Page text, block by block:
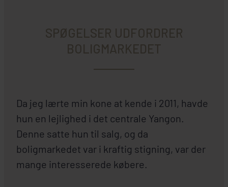
SPØGELSER UDFORDRER
BOLIGMARKEDET
Da jeg lærte min kone at kende i 2011, havde
hun en lejlighed i det centrale Yangon.
Denne satte hun til salg, og da
boligmarkedet var i kraftig stigning, var der
mange interesserede købere.